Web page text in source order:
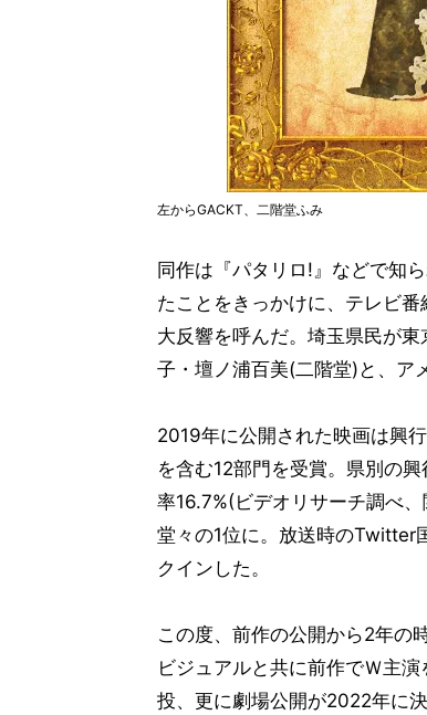
左からGACKT、二階堂ふみ
同作は『パタリロ!』などで知
たことをきっかけに、テレビ
大反響を呼んだ。埼玉県民が
子・壇ノ浦百美(二階堂)と、ア
2019年に公開された映画は興
を含む12部門を受賞。県別の
率16.7%(ビデオリサーチ調べ
堂々の1位に。放送時のTwitter
クインした。
この度、前作の公開から2年の
ビジュアルと共に前作でＷ主
投、更に劇場公開が2022年に